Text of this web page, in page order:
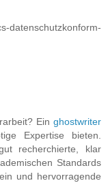
datenschutzkonform-
Ein ghostwriter
Expertise bieten.
recherchierte, klar
Standards
und hervorragende